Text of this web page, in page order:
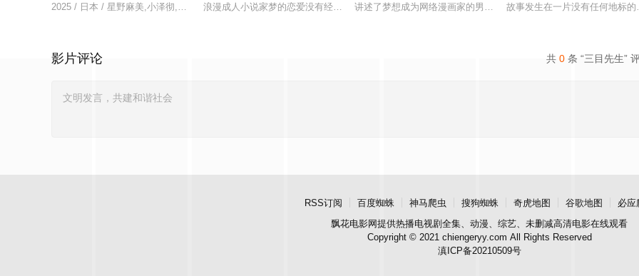
2025 / 日本 / 星野麻美,小泽彻,有村望海浪漫成人小说家梦的恋爱没有经验的作家志愿者耶的粉丝sean咖啡厅工作,抽空写文章。偶然自己的粉丝
讲述了梦想成为网络漫画家的男主人公偶然得知自己仰慕的校花在从
故事发生在一片没有任何地标
共 0 条 “三目先生”
影片评论
RSS订阅 百度蜘蛛 神马爬虫 搜狗蜘蛛 奇虎地图 谷歌地图
必应
飘花电影网提供热播电视剧全集、动漫、综艺、未删减高清电影在线观看
Copyright © 2021 chiengeryy.com All Rights Reserved
滇ICP备20210509号